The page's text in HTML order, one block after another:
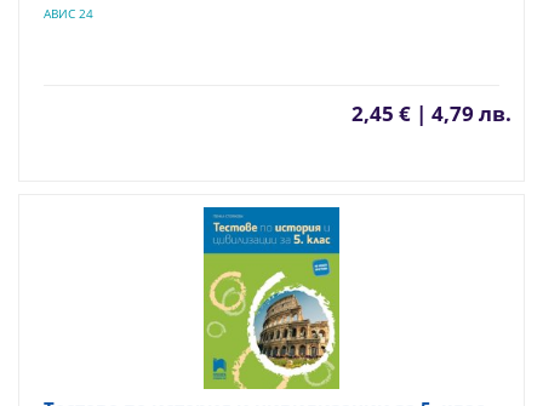
АВИС 24
2,45 € | 4,79 лв.